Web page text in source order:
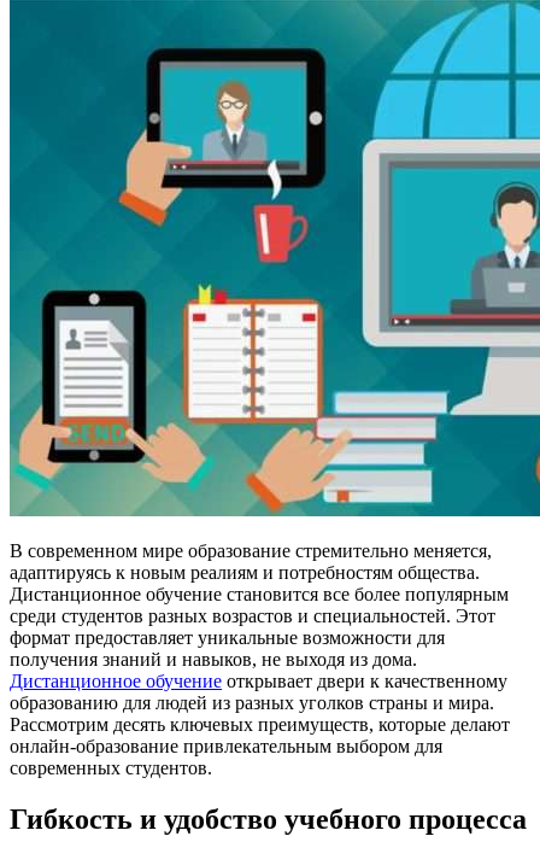
В современном мире образование стремительно меняется,
адаптируясь к новым реалиям и потребностям общества.
Дистанционное обучение становится все более популярным
среди студентов разных возрастов и специальностей. Этот
формат предоставляет уникальные возможности для
получения знаний и навыков, не выходя из дома.
Дистанционное обучение открывает двери к качественному
образованию для людей из разных уголков страны и мира.
Рассмотрим десять ключевых преимуществ, которые делают
онлайн-образование привлекательным выбором для
современных студентов.
Гибкость и удобство учебного процесса